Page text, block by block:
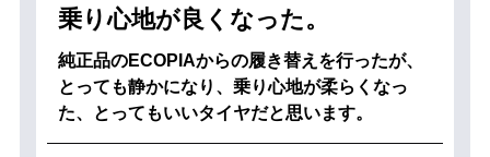
乗り心地が良くなった。
純正品のECOPIAからの履き替えを行ったが、
とっても静かになり、乗り心地が柔らくなっ
た、とってもいいタイヤだと思います。